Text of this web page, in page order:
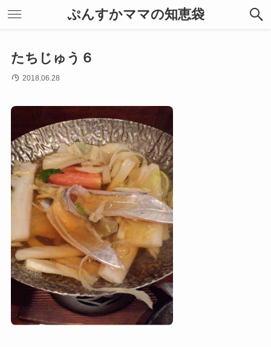
ぷんすかママの知恵袋
たちじゅう６
2018.06.28